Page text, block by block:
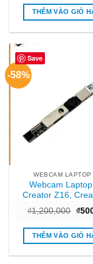
là:
THÊM VÀO GIỎ
Save
-58%
WEBCAM LAPTOP
Webcam
Creator Z16,
TPHCM
₫1,200,000 Giá
là:
₫
THÊM VÀO GIỎ